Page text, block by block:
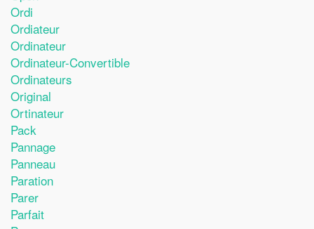
Ordi
Ordiateur
Ordinateur
Ordinateur-Convertible
Ordinateurs
Original
Ortinateur
Pack
Pannage
Panneau
Paration
Parer
Parfait